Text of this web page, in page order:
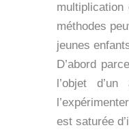
méthodes
jeunes
D’abord
l’objet
est saturée